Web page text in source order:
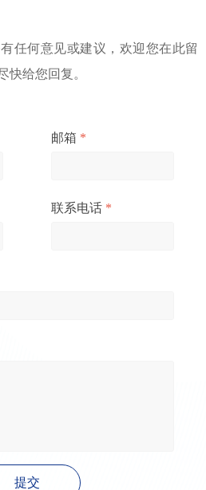
任何意见或建议，欢迎您在此留
快给您回复。
邮箱 *
联系电话 *
提交